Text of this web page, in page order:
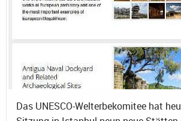
Das UNESCO-Welterbekomitee hat